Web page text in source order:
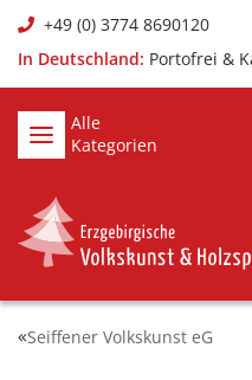
+49 (0) 3774 8690120
In Deutschland: Portofrei &
Alle
Kategorien
Seiffener Volkskunst eG